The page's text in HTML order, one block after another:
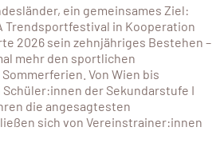
ein gemeinsames Ziel:
Trendsportfestival in Kooperation
2026 sein zehnjähriges Bestehen –
mehr den sportlichen
Von Wien bis
der Sekundarstufe I
die angesagtesten
sich von Vereinstrainer:innen